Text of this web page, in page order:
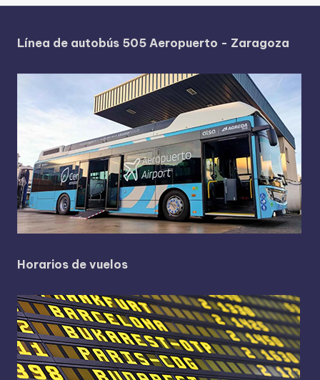
Línea de autobús 505 Aeropuerto - Zaragoza
Horarios de vuelos